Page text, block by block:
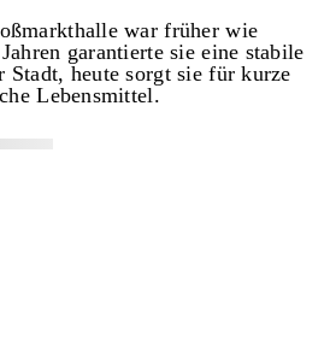
war früher wie
garantierte sie eine stabile
Stadt, heute sorgt sie für kurze
Lebensmittel.